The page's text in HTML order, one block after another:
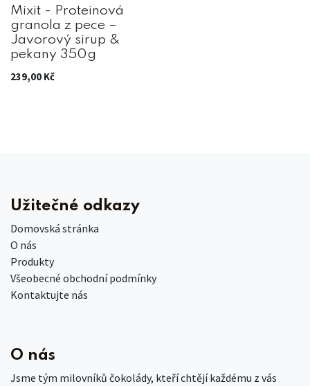
Mixit - Proteinová
granola z pece –
Javorový sirup &
pekany 350g
239,00 Kč
Užitečné odkazy
Domovská stránka
O nás
Produkty
Všeobecné obchodní podmínky
Kontaktujte nás
O nás
Jsme tým milovníků čokolády, kteří chtějí každému z vás